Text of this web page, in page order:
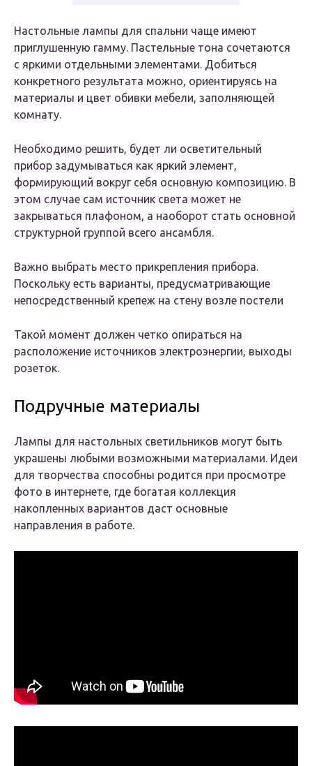
Настольные лампы для спальни чаще имеют
приглушенную гамму. Пастельные тона сочетаются
с яркими отдельными элементами. Добиться
конкретного результата можно, ориентируясь на
материалы и цвет обивки мебели, заполняющей
комнату.
Необходимо решить, будет ли осветительный
прибор задумываться как яркий элемент,
формирующий вокруг себя основную композицию. В
этом случае сам источник света может не
закрываться плафоном, а наоборот стать основной
структурной группой всего ансамбля.
Важно выбрать место прикрепления прибора.
Поскольку есть варианты, предусматривающие
непосредственный крепеж на стену возле постели
Такой момент должен четко опираться на
расположение источников электроэнергии, выходы
розеток.
Подручные материалы
Лампы для настольных светильников могут быть
украшены любыми возможными материалами. Идеи
для творчества способны родится при просмотре
фото в интернете, где богатая коллекция
накопленных вариантов даст основные
направления в работе.